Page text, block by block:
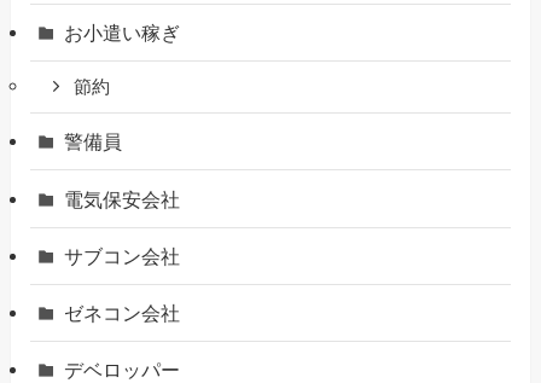
お小遣い稼ぎ
節約
警備員
電気保安会社
サブコン会社
ゼネコン会社
デベロッパー